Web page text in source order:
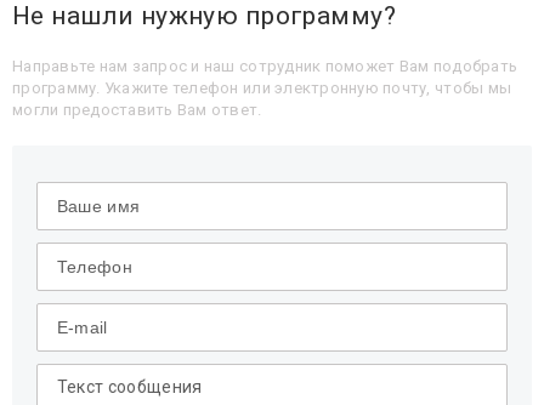
Не нашли нужную программу?
Направьте нам запрос и наш сотрудник поможет Вам подобрать
программу. Укажите телефон или электронную почту, чтобы мы
могли предоставить Вам ответ.